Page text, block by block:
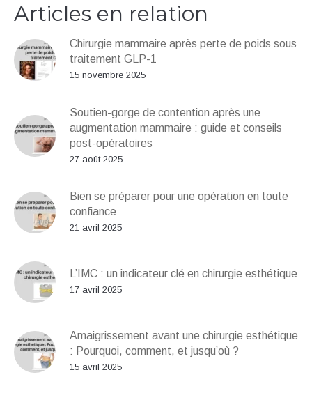
Articles en relation
Chirurgie mammaire après perte de poids sous
traitement GLP-1
15 novembre 2025
Soutien-gorge de contention après une
augmentation mammaire : guide et conseils
post-opératoires
27 août 2025
Bien se préparer pour une opération en toute
confiance
21 avril 2025
L’IMC : un indicateur clé en chirurgie esthétique
17 avril 2025
Amaigrissement avant une chirurgie esthétique
: Pourquoi, comment, et jusqu’où ?
15 avril 2025